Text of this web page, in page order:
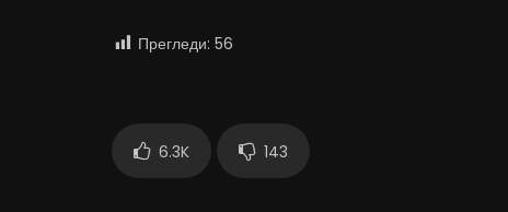
Прегледи: 56
6.3K 143